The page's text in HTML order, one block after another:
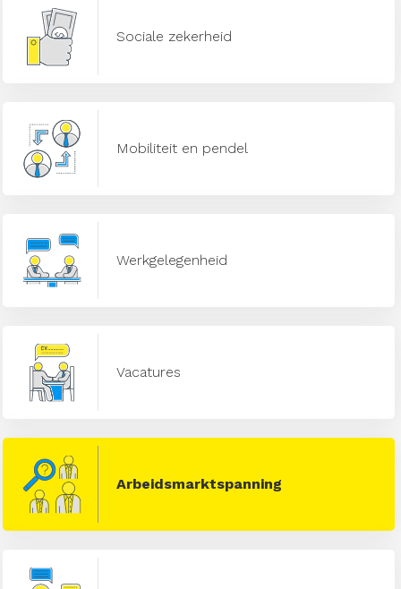
Sociale zekerheid
Mobiliteit en pendel
Werkgelegenheid
Vacatures
Arbeidsmarktspanning